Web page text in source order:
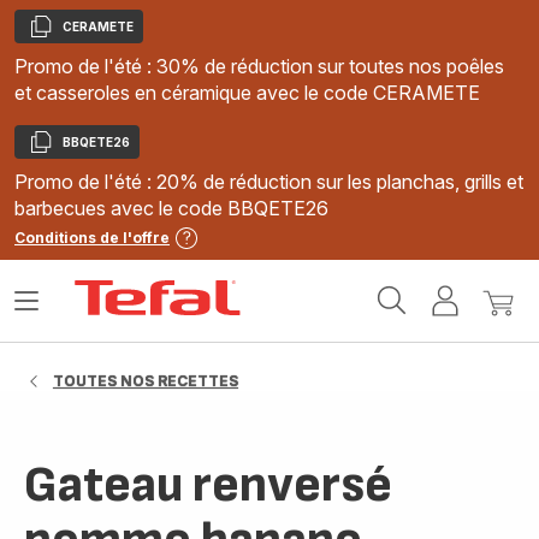
Copier
CERAMETE
Promo de l'été : 30% de réduction sur toutes nos poêles
et casseroles en céramique avec le code CERAMETE
Copier
BBQETE26
Promo de l'été : 20% de réduction sur les planchas, grills et
barbecues avec le code BBQETE26
Conditions de l'offre
MonMon
Ouvrir
TOUTES NOS RECETTES
Gateau renversé